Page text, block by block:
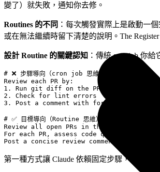
變了）就失敗，通知你去修。
Routines 的不同 ：每次觸發實際上是啟動一
或在無法繼續時留下清楚的說明。The
設計 Routine 的關鍵認知 ：傳統 cron job 你
# ❌ 步驟導向（cron job 思維）
Review each PR by:
1. Run git diff on the PR
2. Check for lint errors
3. Post a comment with format X
# ✅ 目標導向（Routine 思維）
Review all open PRs in this repo.
For each PR, assess code quality and
第一種方式讓 Claude 依賴固定步驟，某個步